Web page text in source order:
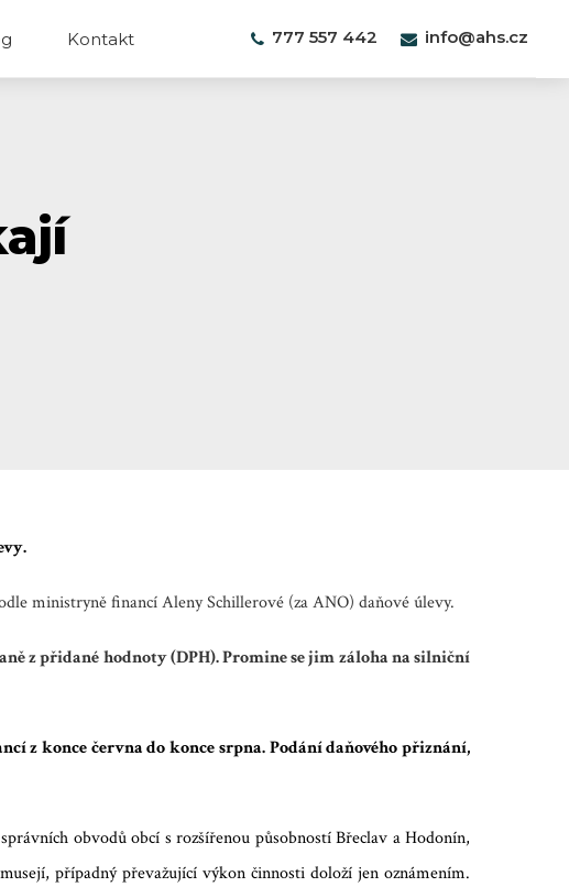
777 557 442 info@ahs.cz
Kontakt
ministryně financí Aleny Schillerové (za ANO) daňové úlevy.
z přidané hodnoty (DPH). Promine se jim záloha na silniční
z konce června do konce srpna. Podání daňového přiznání,
obvodů obcí s rozšířenou působností Břeclav a Hodonín,
případný převažující výkon činnosti doloží jen oznámením.